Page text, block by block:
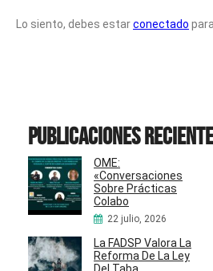
Lo siento, debes estarconectado
Publicaciones
OME:
«Conversaciones
Sobre Prácticas
Colabo
22 julio, 2026
La FADSP Valora La
Reforma De La Ley